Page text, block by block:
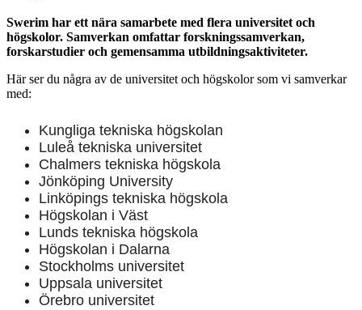
Swerim har ett nära samarbete med flera universitet och
högskolor. Samverkan omfattar forskningssamverkan,
forskarstudier och gemensamma utbildningsaktiviteter.
Här ser du några av de universitet och högskolor som vi samverkar
med:
Kungliga tekniska högskolan
Luleå tekniska universitet
Chalmers tekniska högskola
Jönköping University
Linköpings tekniska högskola
Högskolan i Väst
Lunds tekniska högskola
Högskolan i Dalarna
Stockholms universitet
Uppsala universitet
Örebro universitet